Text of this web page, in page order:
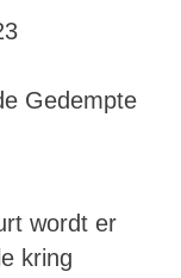
Gedempte
wordt er
kring